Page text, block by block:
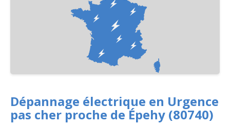
Dépannage électrique en Urgence
pas cher proche de Épehy (80740)